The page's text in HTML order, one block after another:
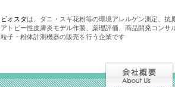
ビオスタは、ダニ・スギ花粉等の環境アレルゲン測定、抗
アトピー性皮膚炎モデル作製、薬理評価、商品開発コンサ
粒子・粉体計測機器の販売を行う企業です